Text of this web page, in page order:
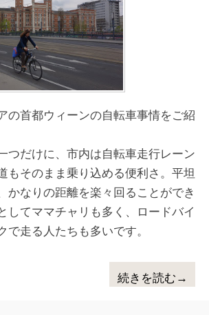
の首都ウィーンの自転車事情をご紹
つだけに、市内は自転車走行レーン
もそのまま乗り込める便利さ。平坦
かなりの距離を楽々回ることができ
してママチャリも多く、ロードバイ
で走る人たちも多いです。
続きを読む→